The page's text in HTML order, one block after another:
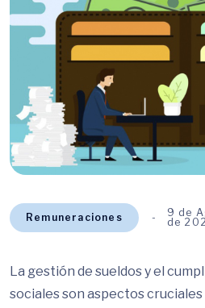
Remuneraciones
9 de
de
La gestión de sueldos y el
sociales son aspectos